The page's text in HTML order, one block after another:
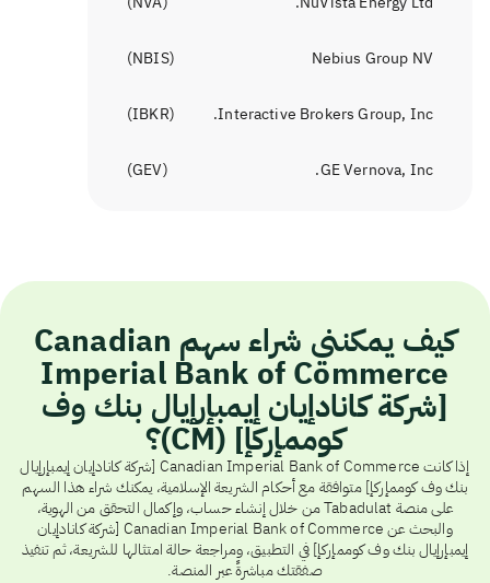
Nebius Group NV
(
NBIS
)
Interactive Brokers Group, Inc.
(
IBKR
)
GE Vernova, Inc.
(
GEV
)
كيف يمكنني شراء سهم Canadian
Imperial Bank of Commerce
[شركة كانادإيان إيمبإرإيال بنك وف
كوممإركإ] (CM)؟
إذا كانت Canadian Imperial Bank of Commerce [شركة كانادإيان إيمبإرإيال
بنك وف كوممإركإ] متوافقة مع أحكام الشريعة الإسلامية، يمكنك شراء هذا السهم
على منصة Tabadulat من خلال إنشاء حساب، وإكمال التحقق من الهوية،
والبحث عن Canadian Imperial Bank of Commerce [شركة كانادإيان
إيمبإرإيال بنك وف كوممإركإ] في التطبيق، ومراجعة حالة امتثالها للشريعة، ثم تنفيذ
صفقتك مباشرةً عبر المنصة.